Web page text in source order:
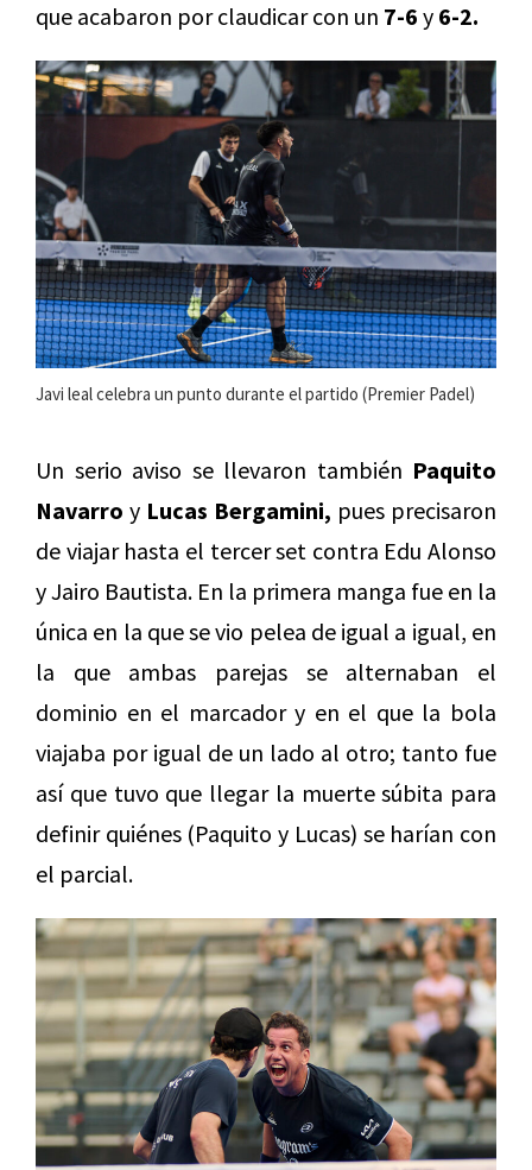
que acabaron por claudicar con un 7-6 y 6-2.
Javi leal celebra un punto durante el partido (Premier Padel)
Un serio aviso se llevaron también Paquito
Navarro y Lucas Bergamini, pues precisaron
de viajar hasta el tercer set contra Edu Alonso
y Jairo Bautista. En la primera manga fue en la
única en la que se vio pelea de igual a igual, en
la que ambas parejas se alternaban el
dominio en el marcador y en el que la bola
viajaba por igual de un lado al otro; tanto fue
así que tuvo que llegar la muerte súbita para
definir quiénes (Paquito y Lucas) se harían con
el parcial.